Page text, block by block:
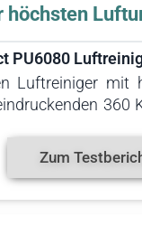
PU6080
Luftreiniger mit
Zum